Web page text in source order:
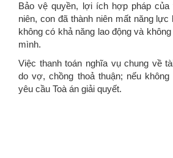
Bảo vệ quyền, lợi ích hợp pháp
niên, con đã thành niên mất năng
không có khả năng lao động và
mình.
Việc thanh toán nghĩa vụ chung về
do vợ, chồng thoả thuận; nếu
yêu cầu Toà án giải quyết.